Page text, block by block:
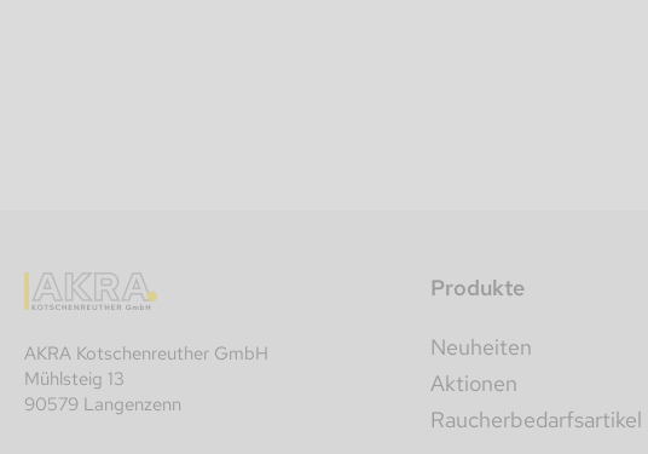
AKRA Kotschenreuther GmbH
Mühlsteig 13
90579 Langenzenn
Produkte
Neuheiten
Aktionen
Raucherbedarfsartikel